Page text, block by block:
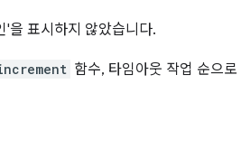
'을 표시하지 않았습니다.
함수, 타임아웃 작업 순으로